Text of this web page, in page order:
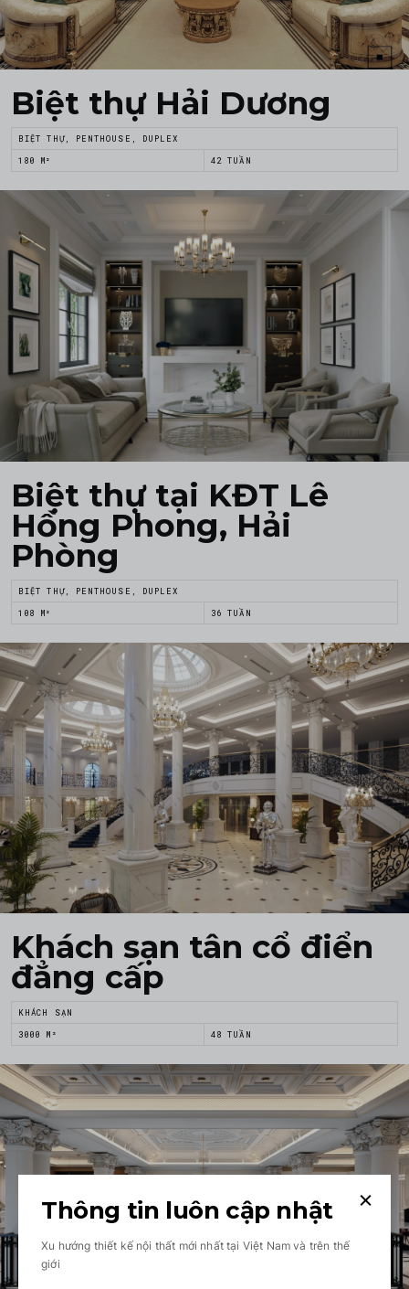
Thông tin luôn cập nhật
Xu hướng thiết kế nội thất mới nhất tại Việt Nam và trên thế
giới
Biệt thự Hải Dương
BIỆT THỰ, PENTHOUSE, DUPLEX
180 M² 42 TUẦN
Biệt thự tại KĐT Lê
Hồng Phong, Hải
Phòng
BIỆT THỰ, PENTHOUSE, DUPLEX
108 M² 36 TUẦN
Khách sạn tân cổ điển
đẳng cấp
KHÁCH SẠN
3000 M² 48 TUẦN